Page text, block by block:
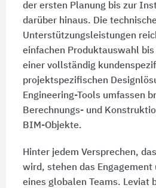
der ersten Planung bis zur
darüber hinaus. Die
Unterstützungsleistungen
einfachen Produktauswahl
einer vollständig
projektspezifischen
Engineering-Tools umfassen
Berechnungs- und
BIM-Objekte.
Hinter jedem Versprechen,
wird, stehen das Engagement
eines globalen Teams. Leviat